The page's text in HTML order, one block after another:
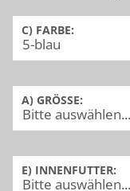
C) FARBE:
A) GRÖSSE:
E) INNENFUTTER: